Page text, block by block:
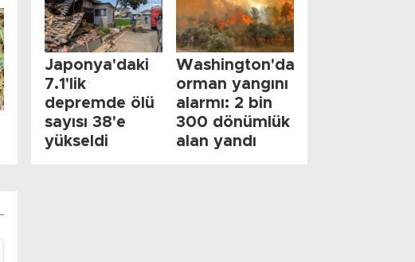
Japonya'daki
7.1'lik
depremde ölü
sayısı 38'e
yükseldi
Washington'da
orman yangını
alarmı: 2 bin
300 dönümlük
alan yandı